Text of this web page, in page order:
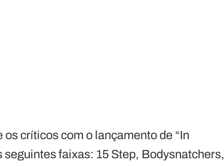
críticos com o lançamento de “In
faixas: 15 Step, Bodysnatchers,